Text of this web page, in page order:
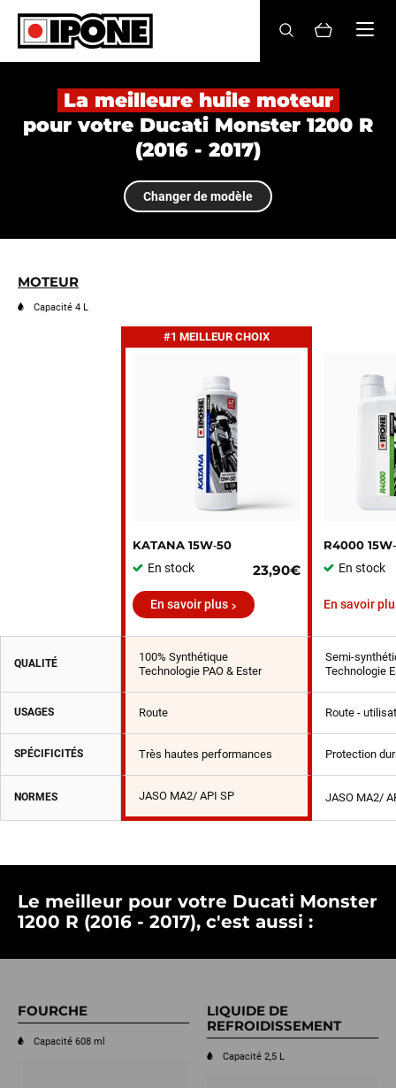
Ipone
HUILES MOTEUR
ENTRETIEN
MAINTENANCE
Revendeurs
BE
La meilleure huile moteur
pour votre Ducati Monster 1200 R
(2016 - 2017)
Changer de modèle
MOTEUR
Capacité 4 L
#1 MEILLEUR CHOIX
KATANA 15W‑50
En stock
23,90€
R4000
En stock
En savoir plus En savoir
QUALITÉ
100% Synthétique
Technologie PAO & Ester
Semi-
Technologie
USAGES Route Route -
SPÉCIFICITÉS Très hautes performances Protection
NORMES JASO MA2/ API SP JASO MA2/
Le meilleur pour votre Ducati Monster
1200 R (2016 - 2017), c'est aussi :
FOURCHE
Capacité 608 ml
LIQUIDE DE
REFROIDISSEMENT
Capacité 2,5 L